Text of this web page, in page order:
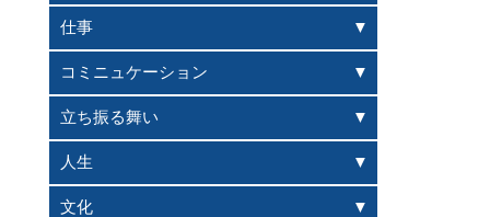
仕事
コミニュケーション
立ち振る舞い
人生
文化